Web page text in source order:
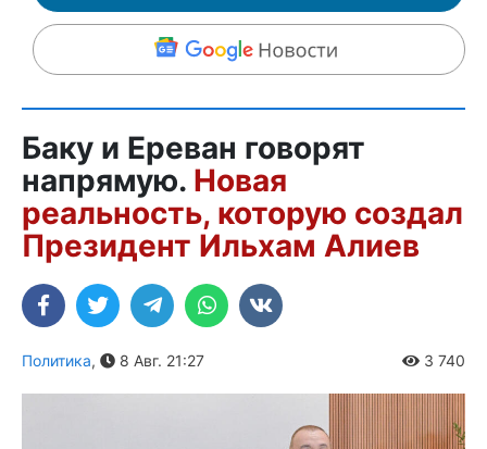
Баку и Ереван говорят
напрямую. Новая
реальность, которую создал
Президент Ильхам Алиев
Политика, 8 Авг. 21:27 3 740